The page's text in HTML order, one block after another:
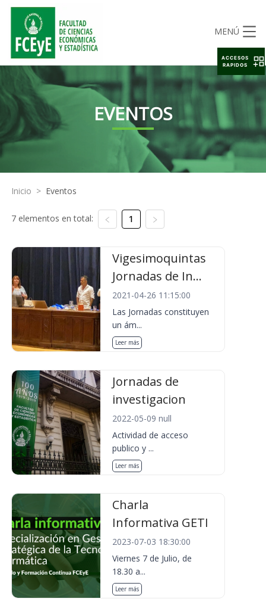
MENÚ
EVENTOS
Inicio > Eventos
7 elementos en total: 1
Vigesimoquintas
Jornadas de In...
2021-04-26 11:15:00
Las Jornadas constituyen
un ám...
Leer más
Jornadas de
investigacion
2022-05-09 null
Actividad de acceso
publico y ...
Leer más
Charla
Informativa GETI
2023-07-03 18:30:00
Viernes 7 de Julio, de
18.30 a...
Leer más
ACCESOS
RAPIDOS